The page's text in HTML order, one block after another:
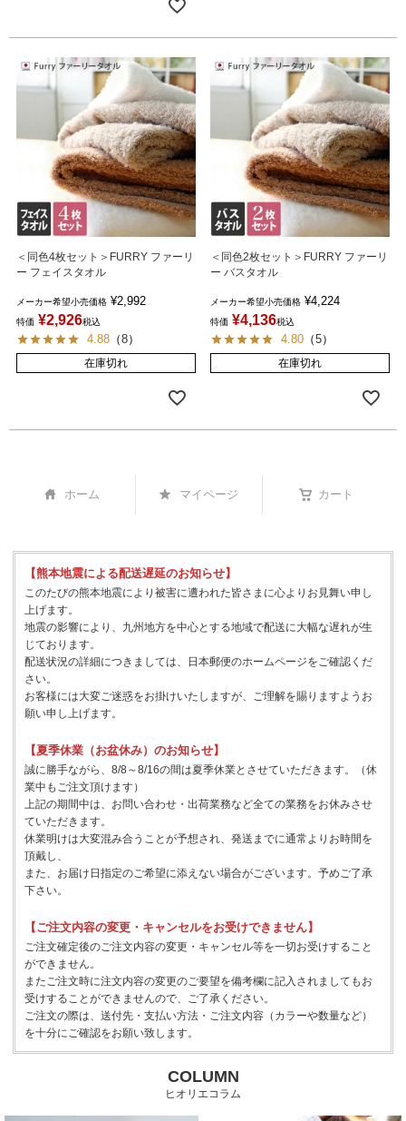
＜同色4枚セット＞FURRY ファーリ
ー フェイスタオル
メーカー希望小売価格 ¥2,992
特価 ¥2,926税込
4.88 （8）
在庫切れ
＜同色2枚セット＞FURRY ファーリ
ー バスタオル
メーカー希望小売価格 ¥4,224
特価 ¥4,136税込
4.80 （5）
在庫切れ
ホーム マイページ カート
【熊本地震による配送遅延のお知らせ】
このたびの熊本地震により被害に遭われた皆さまに心よりお見舞い申し
上げます。
地震の影響により、九州地方を中心とする地域で配送に大幅な遅れが生
じております。
配送状況の詳細につきましては、日本郵便のホームページをご確認くだ
さい。
お客様には大変ご迷惑をお掛けいたしますが、ご理解を賜りますようお
願い申し上げます。
【夏季休業（お盆休み）のお知らせ】
誠に勝手ながら、8/8～8/16の間は夏季休業とさせていただきます。（休
業中もご注文頂けます）
上記の期間中は、お問い合わせ・出荷業務など全ての業務をお休みさせ
ていただきます。
休業明けは大変混み合うことが予想され、発送までに通常よりお時間を
頂戴し、
また、お届け日指定のご希望に添えない場合がございます。予めご了承
下さい。
【ご注文内容の変更・キャンセルをお受けできません】
ご注文確定後のご注文内容の変更・キャンセル等を一切お受けすること
ができません。
またご注文時に注文内容の変更のご要望を備考欄に記入されましてもお
受けすることができませんので、ご了承ください。
ご注文の際は、送付先・支払い方法・ご注文内容（カラーや数量など）
を十分にご確認をお願い致します。
COLUMN
ヒオリエコラム